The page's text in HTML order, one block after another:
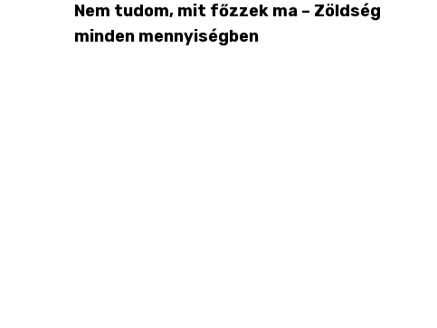
Nem tudom, mit főzzek ma – Zöldség
minden mennyiségben